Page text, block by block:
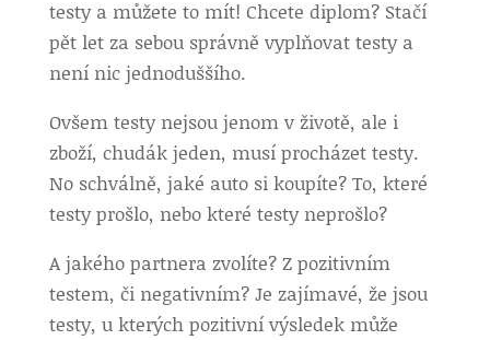
testy a můžete to mít! Chcete diplom? Stačí
pět let za sebou správně vyplňovat testy a
není nic jednoduššího.
Ovšem testy nejsou jenom v životě, ale i
zboží, chudák jeden, musí procházet testy.
No schválně, jaké auto si koupíte? To, které
testy prošlo, nebo které testy neprošlo?
A jakého partnera zvolíte? Z pozitivním
testem, či negativním? Je zajímavé, že jsou
testy, u kterých pozitivní výsledek může